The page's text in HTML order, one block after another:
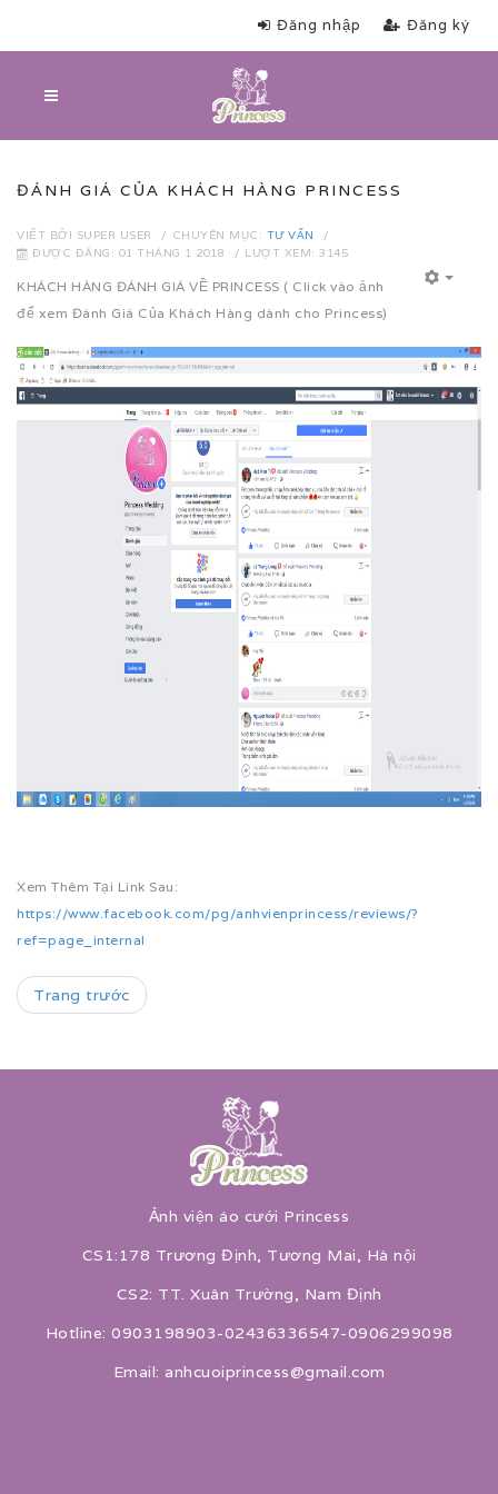
Đăng nhập Đăng ký
ĐÁNH GIÁ CỦA KHÁCH HÀNG PRINCESS
VIẾT BỞI SUPER USER CHUYÊN MỤC: TƯ VẤN
ĐƯỢC ĐĂNG: 01 THÁNG 1 2018
LƯỢT XEM: 3145
KHÁCH HÀNG ĐÁNH GIÁ VỀ PRINCESS ( Click vào ảnh
để xem Đánh Giá Của Khách Hàng dành cho Princess)
Xem Thêm Tại Link Sau:
https://www.facebook.com/pg/anhvienprincess/reviews/?
ref=page_internal
Trang trước
Ảnh viện áo cưới Princess
CS1:178 Trương Định, Tương Mai, Hà nội
CS2: TT. Xuân Trường, Nam Định
Hotline: 0903198903-02436336547-0906299098
Email: anhcuoiprincess@gmail.com